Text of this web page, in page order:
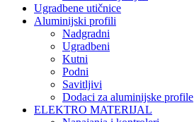
Ugradbene utičnice
Aluminijski profili
Nadgradni
Ugradbeni
Kutni
Podni
Savitljivi
Dodaci za aluminijske profile
ELEKTRO MATERIJAL